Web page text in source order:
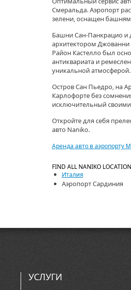
Смеральда. Аэропорт
зелени, оснащен
Башни Сан-Панкрацио и
архитектором Джованни
Район Кастелло был
антиквариата и
уникальной атмосферой.
Остров Сан Пьедро, на
Карлофорте без
исключительный
Откройте для себя
авто Naniko.
Аренда авто в аэропорту
FIND ALL NANIKO
Италия
Аэропорт Сардиния
УСЛУГИ